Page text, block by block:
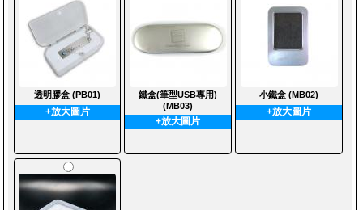
透明膠盒 (PB01)
+放大圖片
鐵盒(筆型USB專用)
(MB03)
+放大圖片
小鐵盒 (MB02)
+放大圖片